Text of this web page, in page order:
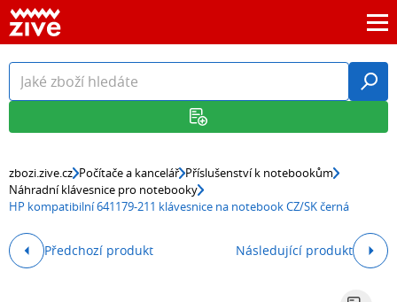
zbozi.zive.cz Počítače a kancelář Příslušenství k notebookům
Náhradní klávesnice pro notebooky
HP kompatibilní 641179-211 klávesnice na notebook CZ/SK černá
Předchozí produkt Následující produkt